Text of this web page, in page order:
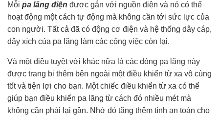
Mỗi pa lăng điện được gắn với nguồn điện và nó có thể
hoạt động một cách tự động mà không cần tới sức lực của
con người. Tất cả đã có động cơ điện và hệ thống dây cáp,
dây xích của pa lăng làm các công việc còn lại.
Và một điều tuyệt vời khác nữa là các dòng pa lăng này
được trang bị thêm bên ngoài một điều khiển từ xa vô cùng
tốt và tiện lợi cho bạn. Một chiếc điều khiển từ xa có thể
giúp bạn điều khiển pa lăng từ cách đó nhiều mét mà
không cần phải lại gần. Nhờ đó tăng thêm tính an toàn cho